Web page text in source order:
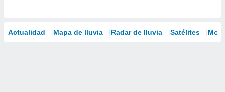
Actualidad Mapa de lluvia Radar de lluvia Satélites